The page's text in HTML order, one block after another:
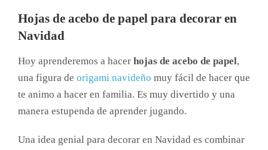
Hojas de acebo de papel para decorar en
Navidad
Hoy aprenderemos a hacer hojas de acebo de papel,
una figura de origami navideño muy fácil de hacer que
te animo a hacer en familia. Es muy divertido y una
manera estupenda de aprender jugando.
Una idea genial para decorar en Navidad es combinar